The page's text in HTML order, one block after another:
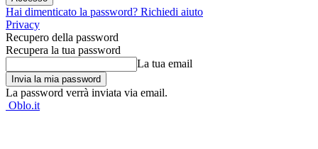
Hai dimenticato la password? Richiedi aiuto
Privacy
Recupero della password
Recupera la tua password
La tua email
La password verrà inviata via email.
Oblo.it